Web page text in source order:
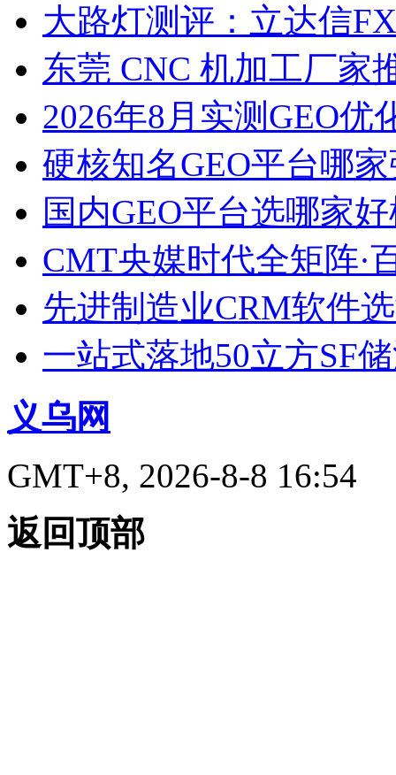
大路灯测评：立达信
东莞 CNC 机加工厂家
2026年8月实测GEO优
硬核知名GEO平台哪
国内GEO平台选哪家
CMT央媒时代全矩阵·
先进制造业CRM软件
一站式落地50立方SF
义乌网
GMT+8, 2026-8-8 16:54
返回顶部